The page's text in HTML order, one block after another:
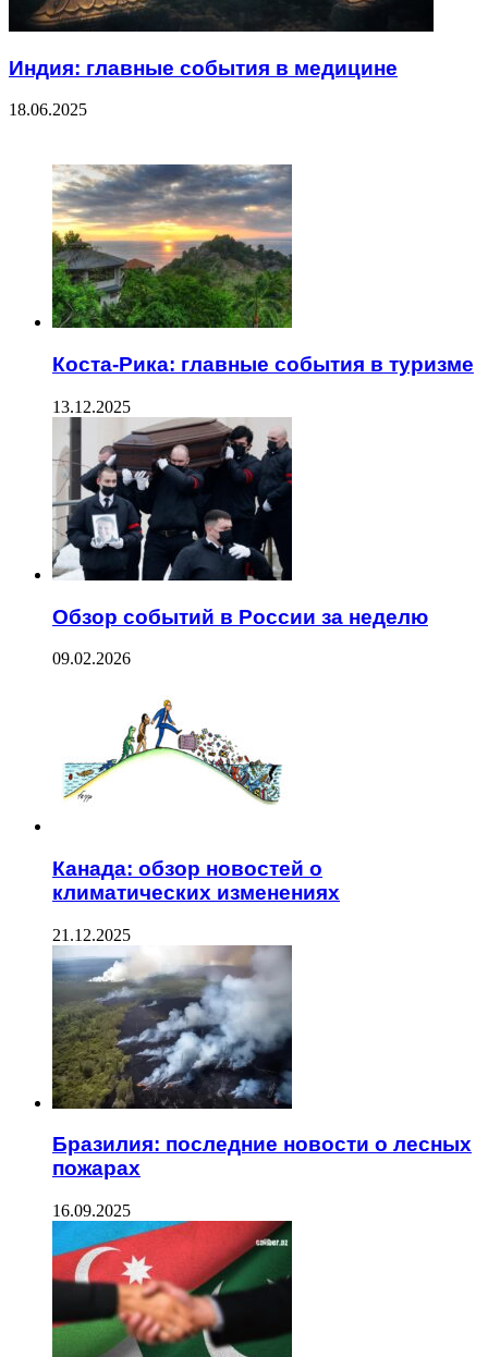
Индия: главные события в медицине
18.06.2025
Коста-Рика: главные события в туризме
13.12.2025
Обзор событий в России за неделю
09.02.2026
Канада: обзор новостей о
климатических изменениях
21.12.2025
Бразилия: последние новости о лесных
пожарах
16.09.2025